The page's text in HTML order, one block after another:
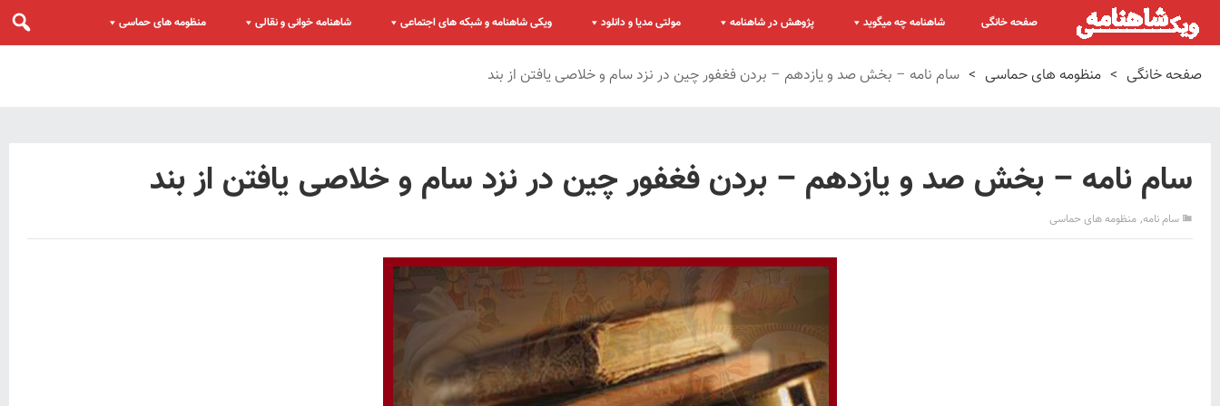
صفحه خانگی شاهنامه چه میگوید پژوهش در شاهنامه مولتی مدیا و دانلود ویکی شاهنامه و شبکه های اجتماعی شاهنامه خوانی و نقالی منظومه های حماسی
صفحه خانگی > منظومه های حماسی > سام نامه – بخش صد و یازدهم – بردن فغفور چین در نزد سام و خلاصی یافتن از بند
سام نامه – بخش صد و یازدهم – بردن فغفور چین در نزد سام و خلاصی یافتن از بند
سام نامه, منظومه های حماسی